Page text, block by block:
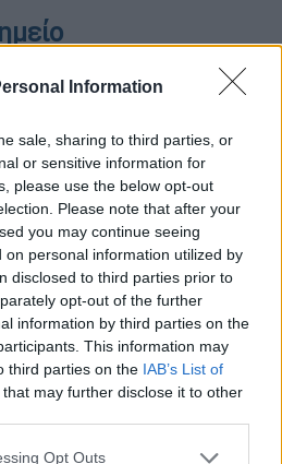
Information
sale, sharing to third parties, or
or sensitive information for
please use the below opt-out
Please note that after your
you may continue seeing
on personal information utilized by
disclosed to third parties prior to
opt-out of the further
information by third parties on the
This information may
third parties on the IAB’s List of
that may further disclose it to other
app uses one or more Google
Opt Outs
πρέπει να σημειωθεί ότι
τους για τη
λεωφορεία
από το δίκτυο των
κατά τη λειτουργία
τους σημειώνονται και
κεραιών, από τα οποία
σοβαρός